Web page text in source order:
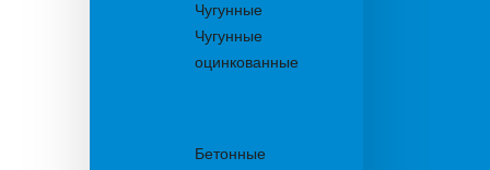
Чугунные
Чугунные
оцинкованные
Бетонные